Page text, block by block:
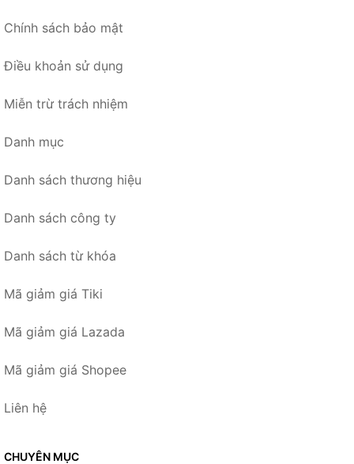
Chính sách bảo mật
Điều khoản sử dụng
Miễn trừ trách nhiệm
Danh mục
Danh sách thương hiệu
Danh sách công ty
Danh sách từ khóa
Mã giảm giá Tiki
Mã giảm giá Lazada
Mã giảm giá Shopee
Liên hệ
CHUYÊN MỤC